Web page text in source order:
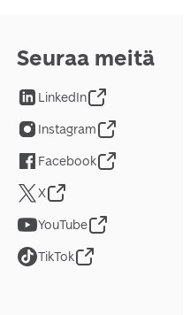
Seuraa meitä
LinkedIn
Instagram
Facebook
X
YouTube
TikTok